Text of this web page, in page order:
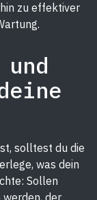
zu effektiver
solltest du die
was dein
Sollen